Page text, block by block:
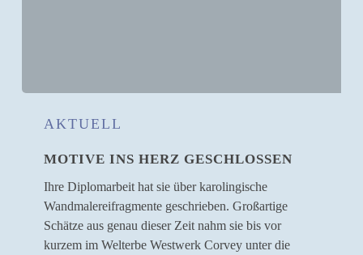
geschlossen
AKTUELL
MOTIVE INS HERZ GESCHLOSSEN
Ihre Diplomarbeit hat sie über karolingische
Wandmalereifragmente geschrieben. Großartige
Schätze aus genau dieser Zeit nahm sie bis vor
kurzem im Welterbe Westwerk Corvey unter die